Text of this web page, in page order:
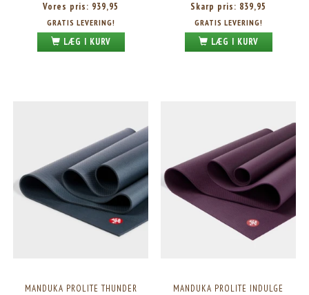
Vores pris: 939,95
GRATIS LEVERING!
LÆG I KURV
Skarp pris: 839,95
GRATIS LEVERING!
LÆG I KURV
MANDUKA PROLITE THUNDER MANDUKA PROLITE INDULGE